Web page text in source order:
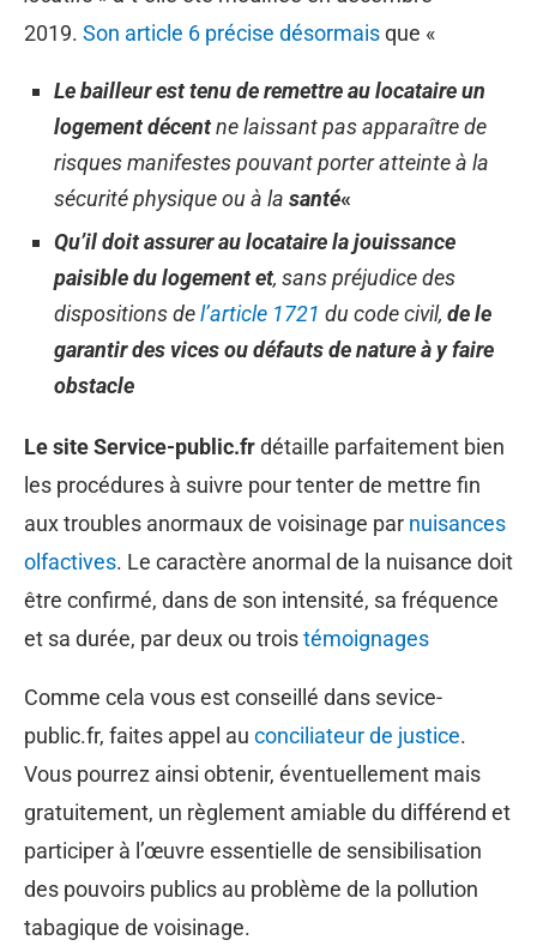
2019. Son article 6 précise désormaisque «
Le bailleur est tenu de remettre au locataire un
logement décentne laissant pas apparaître de
risques manifestes pouvant porter atteinte à la
sécurité physique ou à la santé«
Qu’il doit assurer au locataire la jouissance
paisible du logement et, sans préjudice des
dispositions del’article 1721 du code civil, de le
garantir des vices ou défauts de nature à y faire
obstacle
Le site Service-public.frdétaille parfaitement bien
les procédures à suivre pour tenter de mettre fin
aux troubles anormaux de voisinage par nuisances
olfactives. Le caractère anormal de la nuisance doit
être confirmé, dans de son intensité, sa fréquence
et sa durée, par deux ou troistémoignages
Comme cela vous est conseillé dans sevice-
public.fr, faites appel au conciliateur de justice.
Vous pourrez ainsi obtenir, éventuellement mais
gratuitement, un règlement amiable du différend et
participer à l’œuvre essentielle de sensibilisation
des pouvoirs publics au problème de la pollution
tabagique de voisinage.